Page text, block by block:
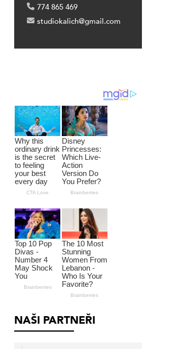
774 865 469
studiokalich@gmail.com
NAŠI PARTNEŘI